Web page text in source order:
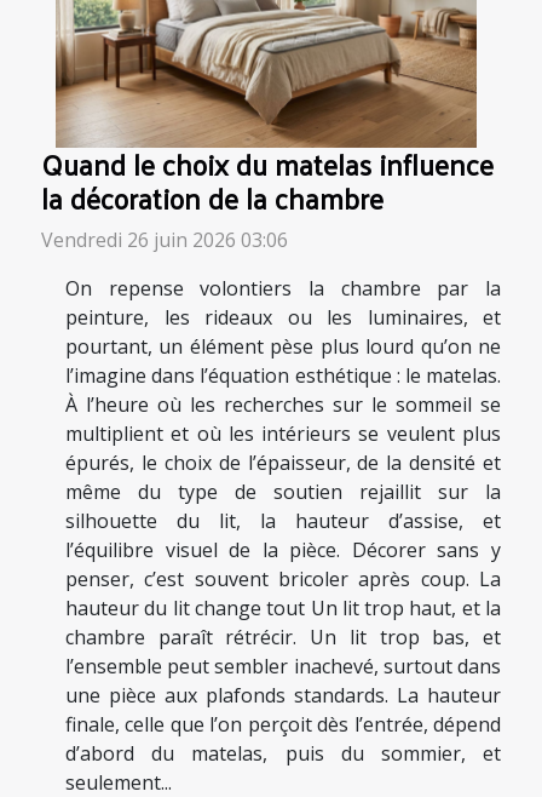
Quand le choix du matelas influence
la décoration de la chambre
Vendredi 26 juin 2026 03:06
On repense volontiers la chambre par la
peinture, les rideaux ou les luminaires, et
pourtant, un élément pèse plus lourd qu’on ne
l’imagine dans l’équation esthétique : le matelas.
À l’heure où les recherches sur le sommeil se
multiplient et où les intérieurs se veulent plus
épurés, le choix de l’épaisseur, de la densité et
même du type de soutien rejaillit sur la
silhouette du lit, la hauteur d’assise, et
l’équilibre visuel de la pièce. Décorer sans y
penser, c’est souvent bricoler après coup. La
hauteur du lit change tout Un lit trop haut, et la
chambre paraît rétrécir. Un lit trop bas, et
l’ensemble peut sembler inachevé, surtout dans
une pièce aux plafonds standards. La hauteur
finale, celle que l’on perçoit dès l’entrée, dépend
d’abord du matelas, puis du sommier, et
seulement...